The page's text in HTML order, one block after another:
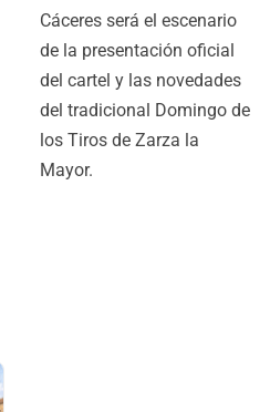
Cáceres será el escenario
de la presentación oficial
del cartel y las novedades
del tradicional Domingo de
los Tiros de Zarza la
Mayor.